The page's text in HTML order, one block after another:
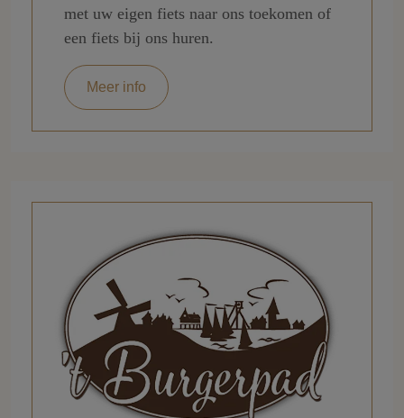
met uw eigen fiets naar ons toekomen of
een fiets bij ons huren.
Meer info